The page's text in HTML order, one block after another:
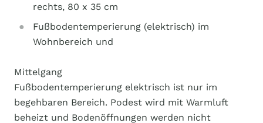
rechts, 80 x 35 cm
Fußbodentemperierung (elektrisch) im
Wohnbereich und
Mittelgang
Fußbodentemperierung elektrisch ist nur im
begehbaren Bereich. Podest wird mit Warmluft
beheizt und Bodenöffnungen werden nicht